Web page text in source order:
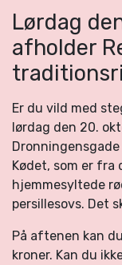
Lørdag
afholder
Er du vild med
lørdag den 20.
Kødet, som er fra
hjemmesyltede
persillesovs. Det
På aftenen kan
kroner. Kan du